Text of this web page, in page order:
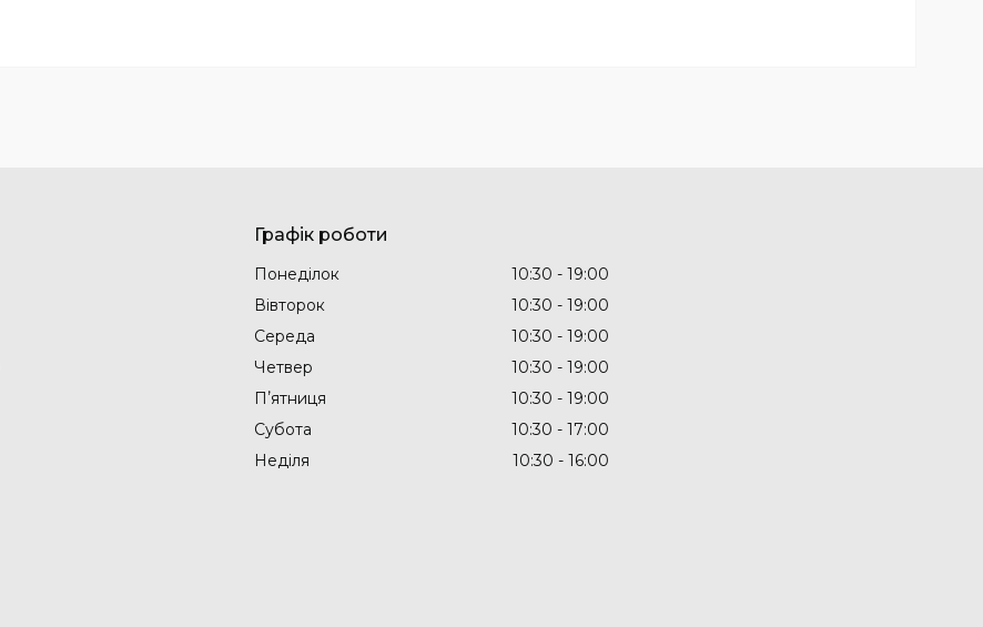
Графік роботи
Понеділок 10:30
19:00
Вівторок
10:30
19:00
Середа
10:30
19:00
Четвер
10:30
19:00
Пʼятниця
10:30
19:00
Субота
10:30
17:00
Неділя
10:30 16:00